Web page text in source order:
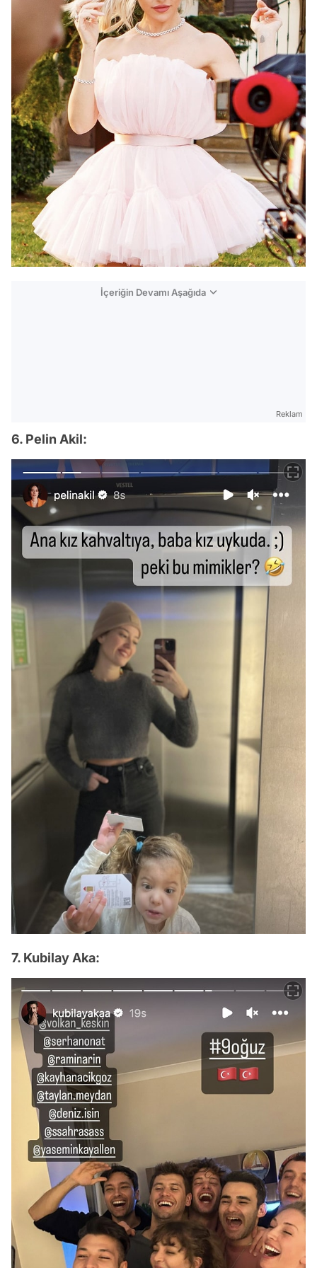
İçeriğin Devamı Aşağıda
Reklam
6. Pelin Akil:
7. Kubilay Aka: